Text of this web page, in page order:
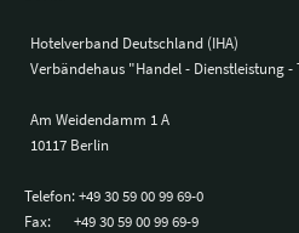
Hotelverband Deutschland (IHA)
Verbändehaus "Handel - Dienstleistung -
Am Weidendamm 1 A
10117 Berlin
Telefon:+49 30 59 00 99 69-0
Fax:
+49 30 59 00 99 69-9